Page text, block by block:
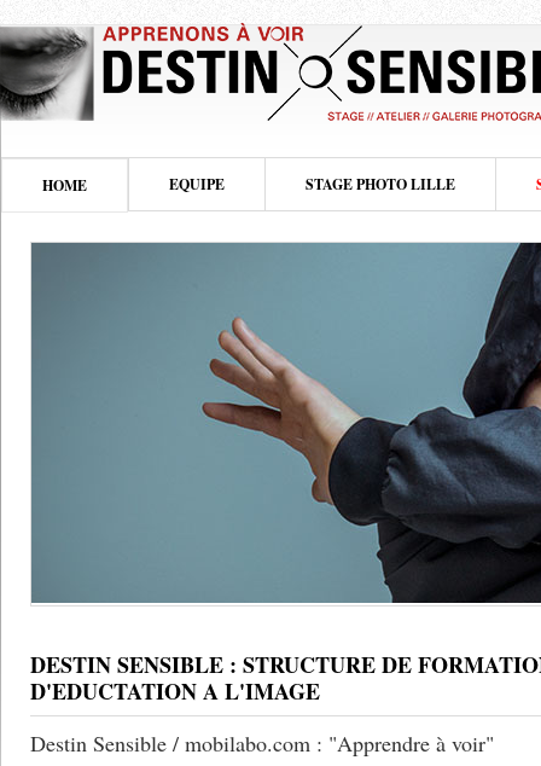
HOME EQUIPE STAGE PHOTO LILLE
DESTIN SENSIBLE : STRUCTURE DE
D'EDUCTATION A L'IMAGE
Destin Sensible / mobilabo.com : "Apprendre à voir"